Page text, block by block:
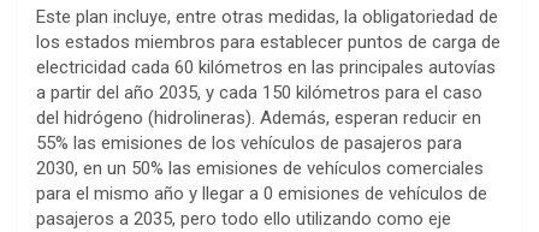
Este plan incluye, entre otras medidas, la obligatoriedad de
los estados miembros para establecer puntos de carga de
electricidad cada 60 kilómetros en las principales autovías
a partir del año 2035, y cada 150 kilómetros para el caso
del hidrógeno (hidrolineras). Además, esperan reducir en
55% las emisiones de los vehículos de pasajeros para
2030, en un 50% las emisiones de vehículos comerciales
para el mismo año y llegar a 0 emisiones de vehículos de
pasajeros a 2035, pero todo ello utilizando como eje